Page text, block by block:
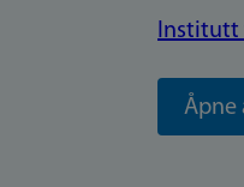
Åpne